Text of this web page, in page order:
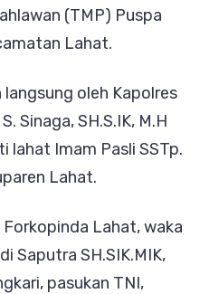
(TMP) Puspa
Lahat.
oleh Kapolres
Sinaga, SH.S.IK, M.H
Imam Pasli SSTp.
Lahat.
Lahat, waka
Saputra SH.SIK.MIK,
pasukan TNI,